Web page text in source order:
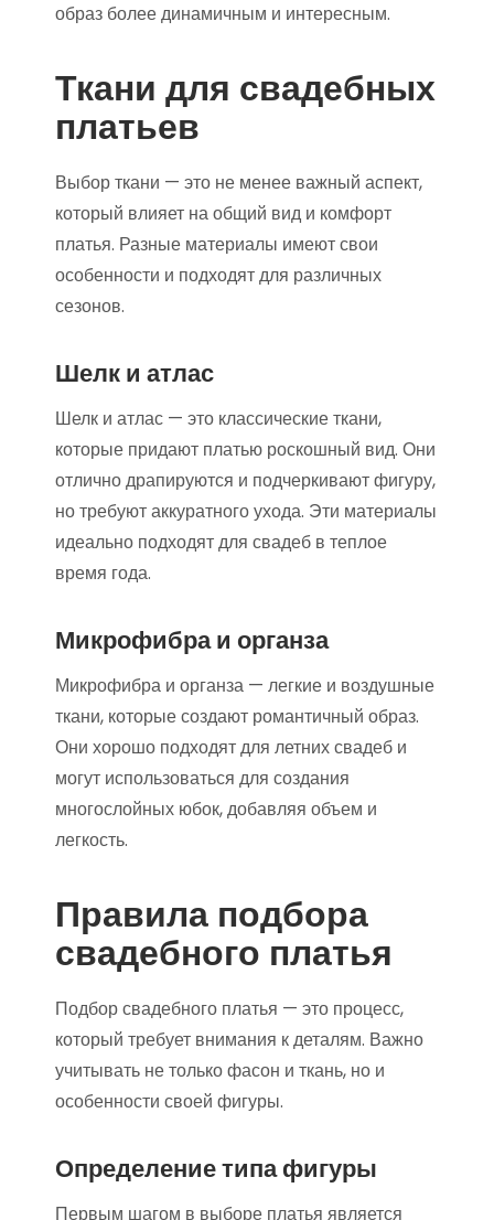
образ более динамичным и интересным.
Ткани для свадебных
платьев
Выбор ткани — это не менее важный аспект,
который влияет на общий вид и комфорт
платья. Разные материалы имеют свои
особенности и подходят для различных
сезонов.
Шелк и атлас
Шелк и атлас — это классические ткани,
которые придают платью роскошный вид. Они
отлично драпируются и подчеркивают фигуру,
но требуют аккуратного ухода. Эти материалы
идеально подходят для свадеб в теплое
время года.
Микрофибра и органза
Микрофибра и органза — легкие и воздушные
ткани, которые создают романтичный образ.
Они хорошо подходят для летних свадеб и
могут использоваться для создания
многослойных юбок, добавляя объем и
легкость.
Правила подбора
свадебного платья
Подбор свадебного платья — это процесс,
который требует внимания к деталям. Важно
учитывать не только фасон и ткань, но и
особенности своей фигуры.
Определение типа фигуры
Первым шагом в выборе платья является